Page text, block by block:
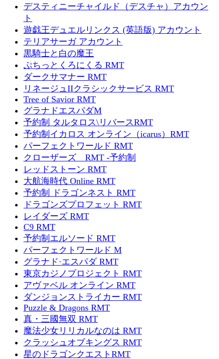
デスティニーチャイルド（デスチャ）アカウン
ト
遊戯王デュエルリンクス (英語版) アカウント
テリアサーガ アカウント
黒騎士と白の魔王
ぷちっとくろにくる RMT
ダークサマナー RMT
リネージュIIクラシックサービス RMT
Tree of Savior RMT
グラナドエスパダM
予約制 タルタロス\リバースRMT
予約制イカロス オンライン（icarus）RMT
パーフェクトワールド RMT
クローザーズ RMT -予約制
レッドストーン RMT
大航海時代 Online RMT
予約制 ドラゴンネスト RMT
ドラゴンズプロフェット RMT
レイダーズ RMT
C9 RMT
予約制エルソード RMT
パーフェクトワールド M
グラナド·エスパダ RMT
東京カジノプロジェクト RMT
アヴァベル オンライン RMT
ダンジョンストライカー RMT
Puzzle & Dragons RMT
真・三國無双 RMT
魔法少女リリカルなのは RMT
クラッシュオブキングス RMT
星のドラゴンクエストRMT